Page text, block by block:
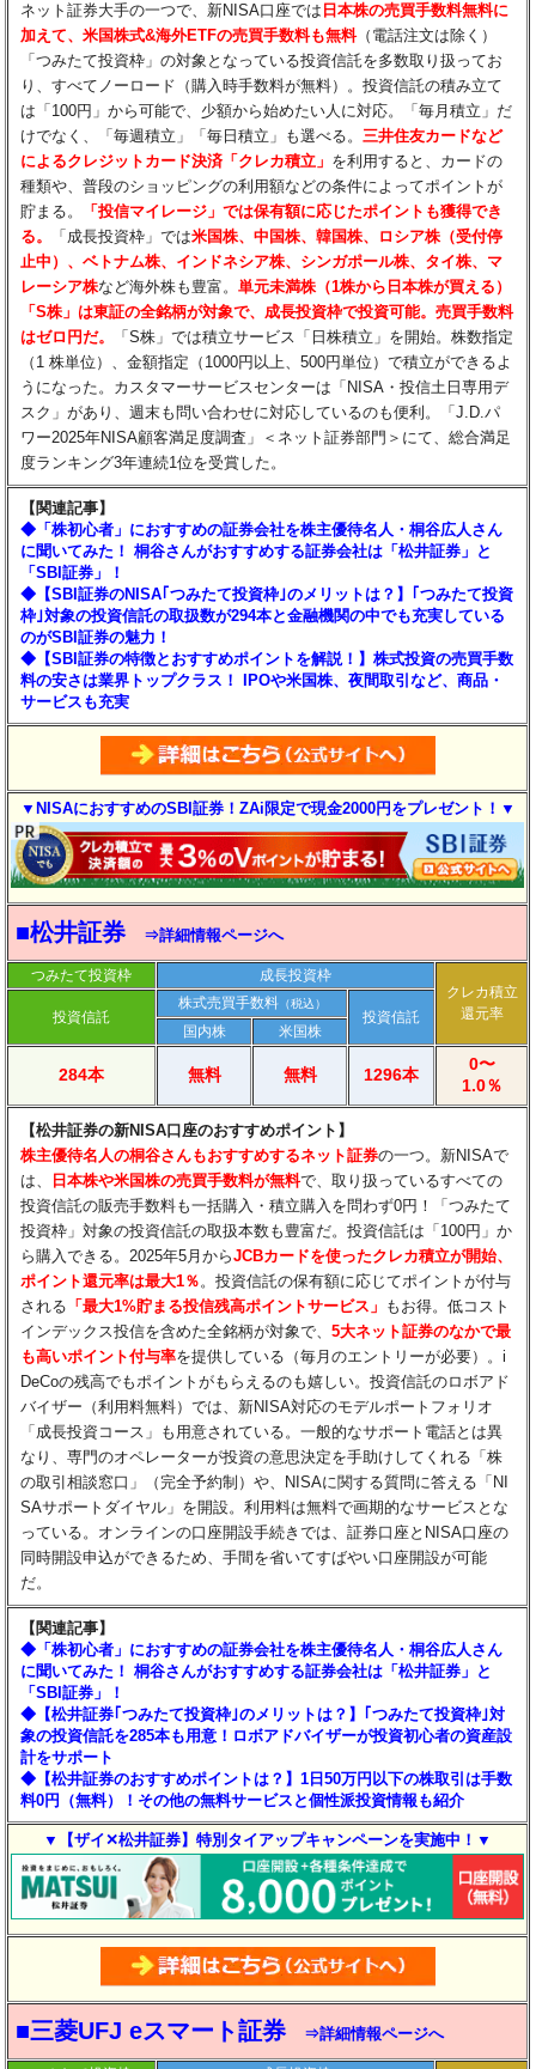
ネット証券大手の一つで、新NISA口座では 日本株の売買手数料無料に
加えて、米国株式&海外ETFの売買手数料も無料（電話注文は除く）
「つみたて投資枠」の対象となっている投資信託を多数取り扱ってお
り、すべてノーロード（購入時手数料が無料）。投資信託の積み立て
は「100円」から可能で、少額から始めたい人に対応。「毎月積立」だ
けでなく、「毎週積立」「毎日積立」も選べる。三井住友カードなど
によるクレジットカード決済「クレカ積立」 を利用すると、カードの
種類や、普段のショッピングの利用額などの条件によってポイントが
貯まる。
「投信マイレージ」では保有額に応じたポイントも獲得でき
る。
「成長投資枠」では米国株、中国株、韓国株、ロシア株（受付停
止中）、ベトナム株、インドネシア株、シンガポール株、タイ株、マ
レーシア株など海外株も豊富。単元未満株（1株から日本株が買える）
「S株」は東証の全銘柄が対象で、成長投資枠で投資可能。売買手数料
はゼロ円だ。
「S株」では積立サービス「日株積立」を開始。株数指定
（1 株単位）、金額指定（1000円以上、500円単位）で積立ができるよ
うになった。カスタマーサービスセンターは「NISA・投信土日専用デ
スク」があり、週末も問い合わせに対応しているのも便利。「J.D.パ
ワー2025年NISA顧客満足度調査」＜ネット証券部門＞にて、総合満足
度ランキング3年連続1位を受賞した。
【関連記事】
◆「株初心者」におすすめの証券会社を株主優待名人・桐谷広人さん
に聞いてみた！ 桐谷さんがおすすめする証券会社は「松井証券」と
「SBI証券」！
◆【SBI証券のNISA｢つみたて投資枠｣のメリットは？】｢つみたて投資
枠｣対象の投資信託の取扱数が294本と金融機関の中でも充実している
のがSBI証券の魅力！
◆【SBI証券の特徴とおすすめポイントを解説！】株式投資の売買手数
料の安さは業界トップクラス！ IPOや米国株、夜間取引など、商品・
サービスも充実
▼NISAにおすすめのSBI証券！ZAi限定で現金2000円をプレゼント！▼
■松井証券 ⇒詳細情報ページへ
つみたて投資枠
成長投資枠
クレカ積立
還元率
投資信託
株式売買手数料（税込）
投資信託
国内株
米国株
284本 無料 無料 1296本
0〜
1.0％
【松井証券の新NISA口座のおすすめポイント】
​株主優待名人の桐谷さんもおすすめするネット証券の一つ。新NISAで
は、
日本株や米国株の売買手数料が無料で、取り扱っているすべての
投資信託の販売手数料も一括購入・積立購入を問わず0円！「つみたて
投資枠」対象の投資信託の取扱本数も豊富だ。投資信託は「100円」か
ら購入できる。2025年5月からJCBカードを使ったクレカ積立が開始、
ポイント還元率は最大1％。投資信託の保有額に応じてポイントが付与
される 「最大1%貯まる投信残高ポイントサービス」 もお得。低コスト
インデックス投信を含めた全銘柄が対象で、5大ネット証券のなかで最
も高いポイント付与率を提供している（毎月のエントリーが必要）。i
DeCoの残高でもポイントがもらえるのも嬉しい。投資信託のロボアド
バイザー（利用料無料）では、新NISA対応のモデルポートフォリオ
「成長投資コース」も用意されている。一般的なサポート電話とは異
なり、専門のオペレーターが投資の意思決定を手助けしてくれる「株
の取引相談窓口」（完全予約制）や、NISAに関する質問に答える「NI
SAサポートダイヤル」を開設。利用料は無料で画期的なサービスとな
っている。オンラインの口座開設手続きでは、証券口座とNISA口座の
同時開設申込ができるため、手間を省いてすばやい口座開設が可能
だ。
【関連記事】
◆「株初心者」におすすめの証券会社を株主優待名人・桐谷広人さん
に聞いてみた！ 桐谷さんがおすすめする証券会社は「松井証券」と
「SBI証券」！
◆【松井証券｢つみたて投資枠｣のメリットは？】｢つみたて投資枠｣対
象の投資信託を285本も用意！ロボアドバイザーが投資初心者の資産設
計をサポート
◆【松井証券のおすすめポイントは？】1日50万円以下の株取引は手数
料0円（無料）！その他の無料サービスと個性派投資情報も紹介
▼【ザイ✕松井証券】特別タイアップキャンペーンを実施中！▼
■三菱UFJ eスマート証券 ⇒詳細情報ページへ